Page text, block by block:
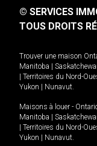
© SERVICES
TOUS DROITS
Trouver une maison
Manitoba |
| Territoires du Nord-
Yukon | Nunavut
Maisons à louer -
Manitoba |
| Territoires du Nord-
Yukon | Nunavut